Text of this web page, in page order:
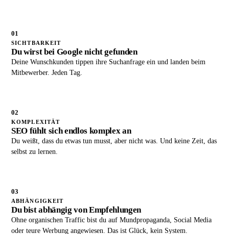
01
SICHTBARKEIT
Du wirst bei Google nicht gefunden
Deine Wunschkunden tippen ihre Suchanfrage ein und landen beim
Mitbewerber. Jeden Tag.
02
KOMPLEXITÄT
SEO fühlt sich endlos komplex an
Du weißt, dass du etwas tun musst, aber nicht was. Und keine Zeit, das
selbst zu lernen.
03
ABHÄNGIGKEIT
Du bist abhängig von Empfehlungen
Ohne organischen Traffic bist du auf Mundpropaganda, Social Media
oder teure Werbung angewiesen. Das ist Glück, kein System.